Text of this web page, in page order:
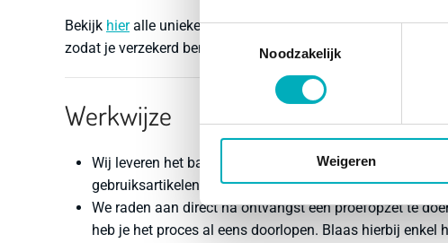
Toestemmingsselectie
Noodzakelijk
Weigeren
Bekijk hieralle unieke eigenschappen. Gebruik altijd de
zodat je verzekerd bent van een veilige en hygiënische
Werkwijze
Wij leveren het bad, de opblaaspomp,
gebruiksartikelen zodra je 36 weken zwanger bent. Bij
We raden aan direct na ontvangst een proefopzet te
heb je het proces al eens doorlopen. Blaas hierbij